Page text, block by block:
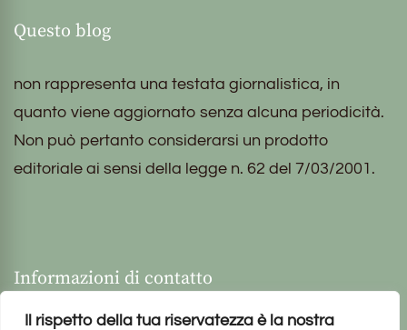
Il rispetto della tua riservatezza è la nostra
Questo blog
non rappresenta una testata giornalistica, in
quanto viene aggiornato senza alcuna periodicità.
Non può pertanto considerarsi un prodotto
editoriale ai sensi della legge n. 62 del 7/03/2001.
Informazioni di contatto